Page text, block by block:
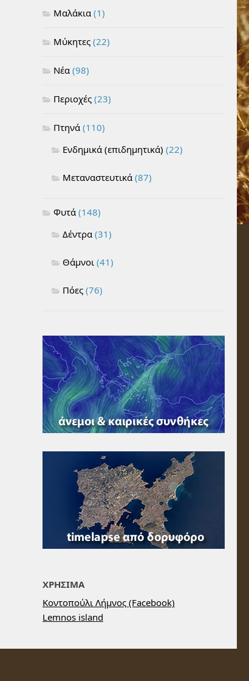
Μαλάκια (1)
Μύκητες (22)
Νέα (98)
Περιοχές (23)
Πτηνά (110)
Ενδημικά (επιδημητικά) (22)
Μεταναστευτικά (87)
Φυτά (148)
Δέντρα (31)
Θάμνοι (41)
Πόες (76)
ΧΡΗΣΙΜΑ
Κοντοπούλι Λήμνος (Facebook)
Lemnos island